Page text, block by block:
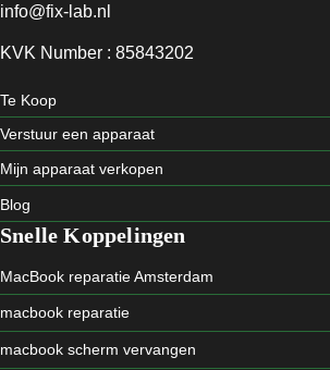
info@fix-lab.nl
KVK Number : 85843202
Te Koop
Verstuur een apparaat
Mijn apparaat verkopen
Blog
Snelle Koppelingen
MacBook reparatie Amsterdam
macbook reparatie
macbook scherm vervangen